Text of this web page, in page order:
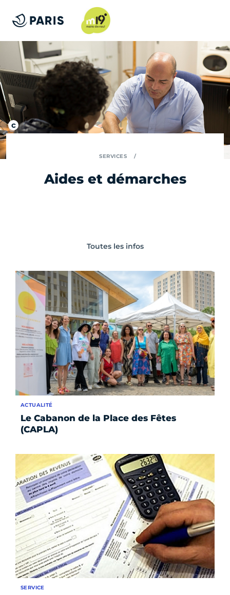
SERVICES
Aides et démarches
Toutes les infos
Le Cabanon de la Place des Fêtes
(CAPLA)
ACTUALITÉ
SERVICE